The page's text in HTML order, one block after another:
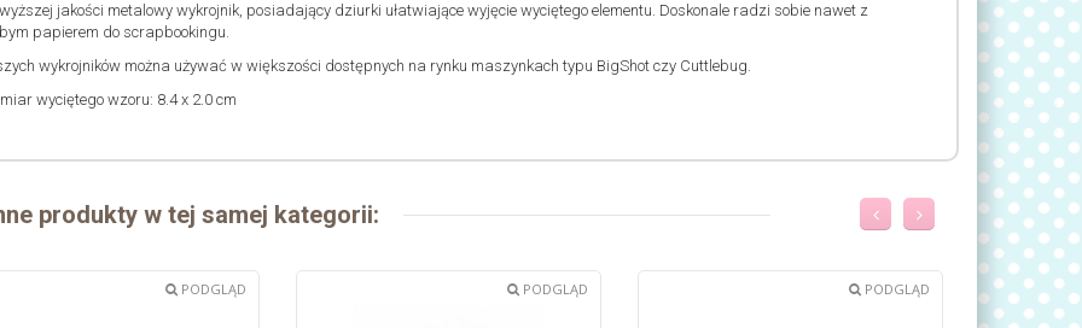
jakości metalowy wykrojnik, posiadający dziurki ułatwiające wyjęcie wyciętego elementu. Doskonale radzi sobie nawet z
papierem do scrapbookingu.
wykrojników można używać w większości dostępnych na rynku maszynkach typu BigShot czy Cuttlebug.
wyciętego wzoru: 8.4 x 2.0 cm
produkty w tej samej kategorii:
PODGLĄD PODGLĄD PODGLĄD